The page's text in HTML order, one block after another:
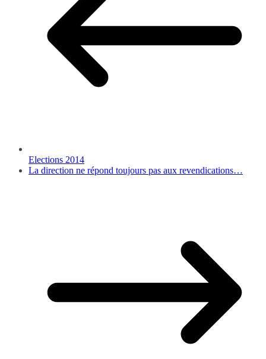
Elections 2014
La direction ne répond toujours pas aux revendications…